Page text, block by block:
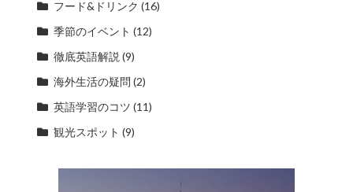
フード&ドリンク (16)
季節のイベント (12)
徹底英語解説 (9)
海外生活の疑問 (2)
英語学習のコツ (11)
観光スポット (9)